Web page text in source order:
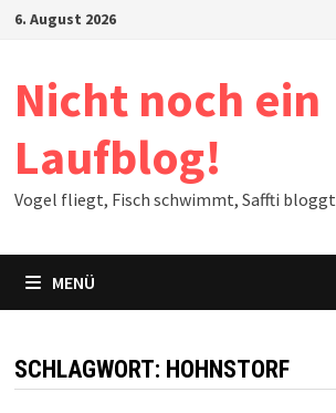
Zum6. August 2026
Nicht noch ein
Laufblog!
Vogel fliegt, Fisch schwimmt, Saffti bloggt
MENÜ
SCHLAGWORT: HOHNSTORF